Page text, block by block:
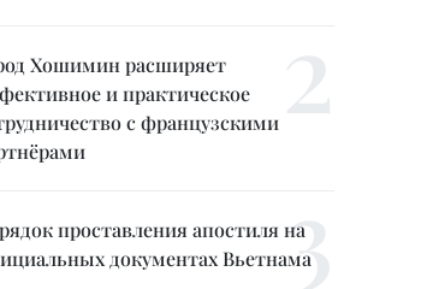
Хошимин расширяет
и практическое
с французскими
проставления апостиля на
документах Вьетнама